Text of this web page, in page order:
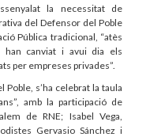
la necessitat de
del Defensor del Poble
Pública tradicional, “atès
han canviat i avui dia els
per empreses privades”.
s’ha celebrat la taula
amb la participació de
de RNE; Isabel Vega,
Gervasio Sánchez i